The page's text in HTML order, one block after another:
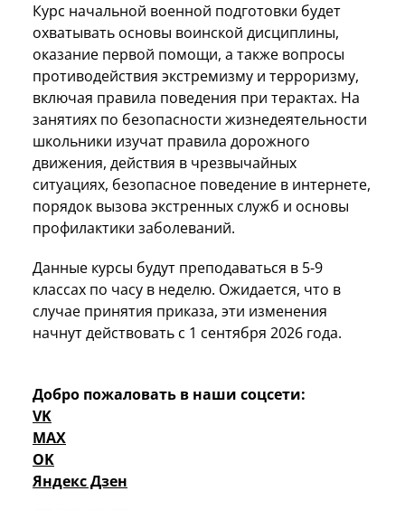
Курс начальной военной подготовки будет
охватывать основы воинской дисциплины,
оказание первой помощи, а также вопросы
противодействия экстремизму и терроризму,
включая правила поведения при терактах. На
занятиях по безопасности жизнедеятельности
школьники изучат правила дорожного
движения, действия в чрезвычайных
ситуациях, безопасное поведение в интернете,
порядок вызова экстренных служб и основы
профилактики заболеваний.
Данные курсы будут преподаваться в 5-9
классах по часу в неделю. Ожидается, что в
случае принятия приказа, эти изменения
начнут действовать с 1 сентября 2026 года.
Добро пожаловать в наши соцсети:
VK
MAX
OK
Яндекс Дзен